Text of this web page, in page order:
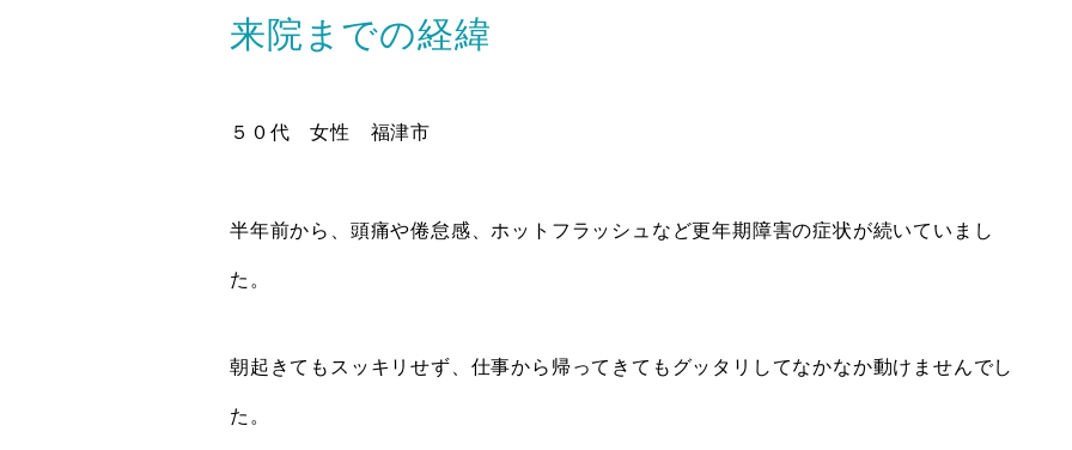
来院までの経緯
５０代 女性 福津市
半年前から、頭痛や倦怠感、ホットフラッシュなど更年期障害の症状が続いていまし
た。
朝起きてもスッキリせず、仕事から帰ってきてもグッタリしてなかなか動けませんでし
た。